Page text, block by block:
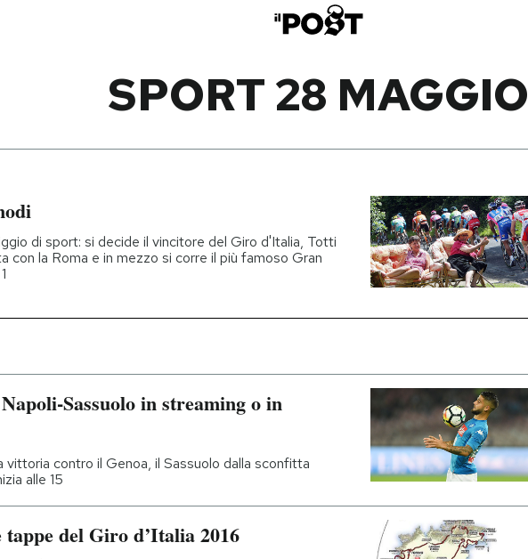
SPORT 28 MAGGIO
di sport: si decide il vincitore del Giro d'Italia, Totti
con la Roma e in mezzo si corre il più famoso Gran
Sassuolo in streaming o in
vittoria contro il Genoa, il Sassuolo dalla sconfitta
alle 15
tappe del Giro d’Italia 2016